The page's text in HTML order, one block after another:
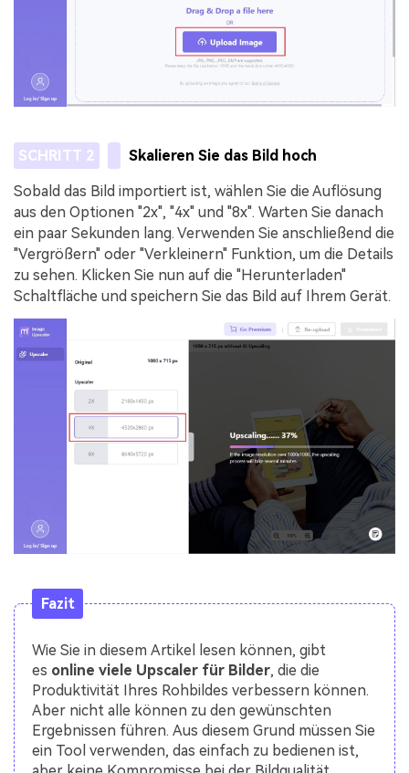
SCHRITT 2 Skalieren Sie das Bild hoch
Sobald das Bild importiert ist, wählen Sie die Auflösung
aus den Optionen "2x", "4x" und "8x". Warten Sie danach
ein paar Sekunden lang. Verwenden Sie anschließend die
"Vergrößern" oder "Verkleinern" Funktion, um die Details
zu sehen. Klicken Sie nun auf die "Herunterladen"
Schaltfläche und speichern Sie das Bild auf Ihrem Gerät.
Fazit
Wie Sie in diesem Artikel lesen können, gibt
es online viele Upscaler für Bilder, die die
Produktivität Ihres Rohbildes verbessern können.
Aber nicht alle können zu den gewünschten
Ergebnissen führen. Aus diesem Grund müssen Sie
ein Tool verwenden, das einfach zu bedienen ist,